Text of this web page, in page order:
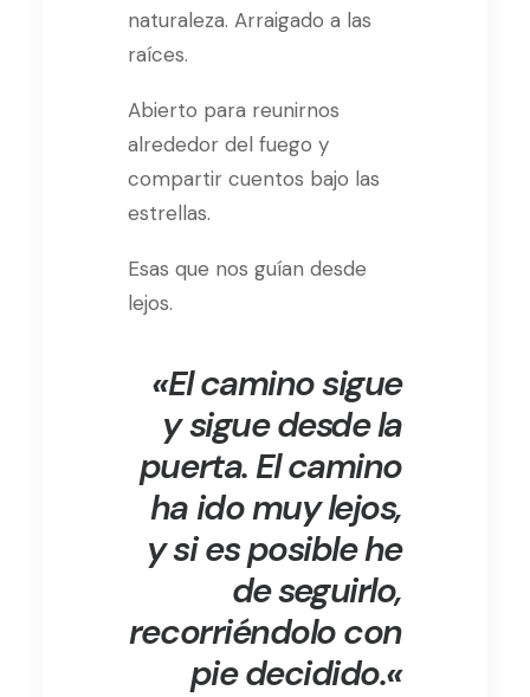
naturaleza. Arraigado a las
raíces.
Abierto para reunirnos
alrededor del fuego y
compartir cuentos bajo las
estrellas.
Esas que nos guían desde
lejos.
«El camino sigue
y sigue desde la
puerta. El camino
ha ido muy lejos,
y si es posible he
de seguirlo,
recorriéndolo con
pie decidido.«